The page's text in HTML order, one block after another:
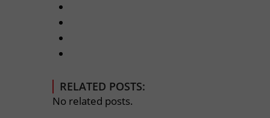
RELATED POSTS:
No related posts.